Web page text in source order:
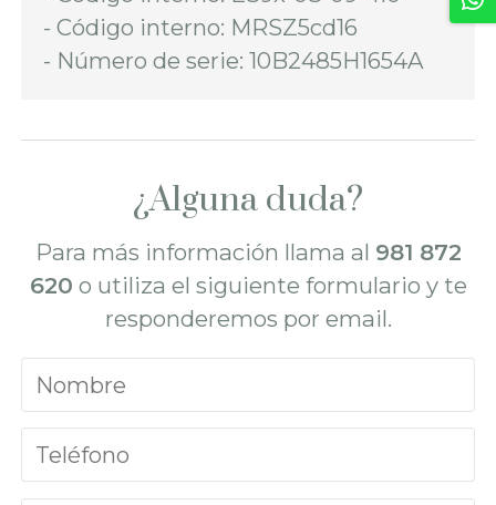
- Código interno: MRSZ5cd16
- Número de serie: 10B2485H1654A
¿Alguna duda?
Para más información llama al 981 872
620 o utiliza el siguiente formulario y te
responderemos por email.